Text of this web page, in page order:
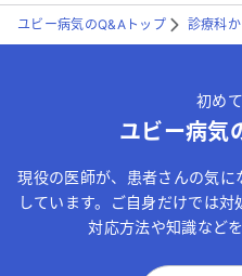
ユビー病気のQ&Aトップ 診療科
初め
ユビー病気
現役の医師が、患者さんの気
しています。ご自身だけでは
対応方法や知識など